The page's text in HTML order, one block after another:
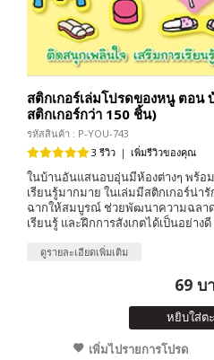
สติกเกอร์เล่มโปรดของหนู ตอ
สติกเกอร์กว่า 150 ชิ้น)
รหัสสินค้า : P-YOU-743
3 รีวิว | เพิ่มรีวิวของคุณ
ในบ้านอันแสนอบอุ่นมีห้องต่างๆ พร้อ
เรียนรู้มากมาย ในเล่มมีสติกเกอร์น่า
ฉากให้สมบูรณ์ ช่วยพัฒนาความฉลาด
เรียนรู้ และฝึกการสังเกตได้เป็นอย่างดี
ดูรายละเอียดเพิ่มเติม
69 บ
หยิบใส่ต
เพิ่มไปรายการโปรด